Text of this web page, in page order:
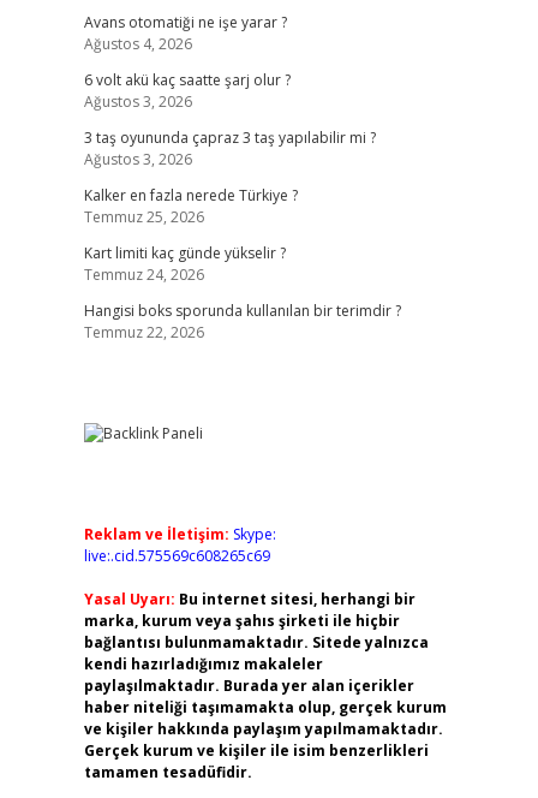
Avans otomatiği ne işe yarar ?
Ağustos 4, 2026
6 volt akü kaç saatte şarj olur ?
Ağustos 3, 2026
3 taş oyununda çapraz 3 taş yapılabilir mi ?
Ağustos 3, 2026
Kalker en fazla nerede Türkiye ?
Temmuz 25, 2026
Kart limiti kaç günde yükselir ?
Temmuz 24, 2026
Hangisi boks sporunda kullanılan bir terimdir ?
Temmuz 22, 2026
Reklam ve İletişim: Skype:
live:.cid.575569c608265c69
Yasal Uyarı: Bu internet sitesi, herhangi bir
marka, kurum veya şahıs şirketi ile hiçbir
bağlantısı bulunmamaktadır. Sitede yalnızca
kendi hazırladığımız makaleler
paylaşılmaktadır. Burada yer alan içerikler
haber niteliği taşımamakta olup, gerçek kurum
ve kişiler hakkında paylaşım yapılmamaktadır.
Gerçek kurum ve kişiler ile isim benzerlikleri
tamamen tesadüfidir.